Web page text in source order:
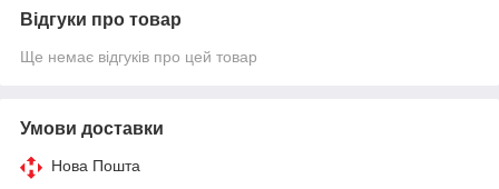
Відгуки про товар
Ще немає відгуків про цей товар
Умови доставки
Нова Пошта